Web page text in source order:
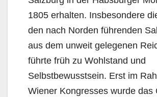
1805 erhalten. Insbesondere
den nach Norden führenden
aus dem unweit gelegenen
führte früh zu Wohlstand und
Selbstbewusstsein. Erst im
Wiener Kongresses wurde das